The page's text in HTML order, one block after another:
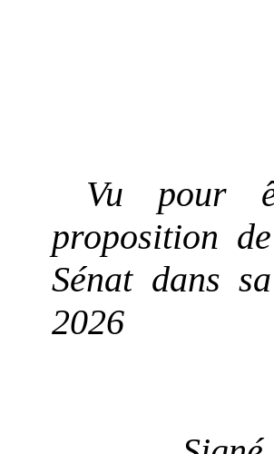
Vu pour
proposition
Sénat dans
2026